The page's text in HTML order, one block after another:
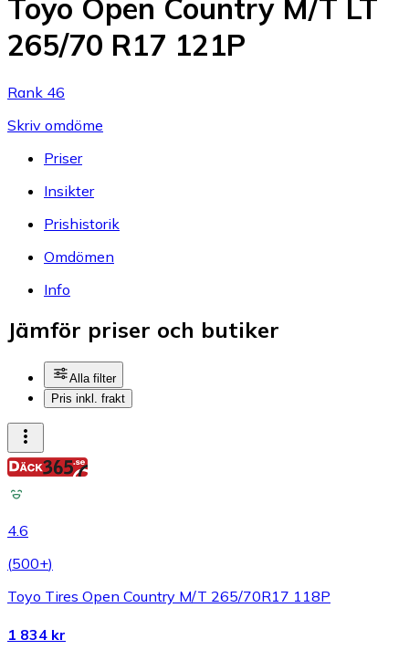
Toyo Open Country M/T LT
265/70 R17 121P
Rank 46
Skriv omdöme
Priser
Insikter
Prishistorik
Omdömen
Info
Jämför priser och butiker
Alla filter
Pris inkl. frakt
4.6
(500+)
Toyo Tires Open Country M/T 265/70R17 118P
1 834 kr